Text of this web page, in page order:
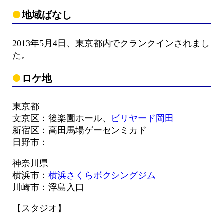
地域ばなし
2013年5月4日、東京都内でクランクインされまし
た。
ロケ地
東京都
文京区：後楽園ホール、
ビリヤード岡田
新宿区：高田馬場ゲーセンミカド
日野市：
神奈川県
横浜市：横浜さくらボクシングジム
川崎市：浮島入口
【スタジオ】